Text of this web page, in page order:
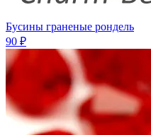
Бусины граненые рондель
90 ₽